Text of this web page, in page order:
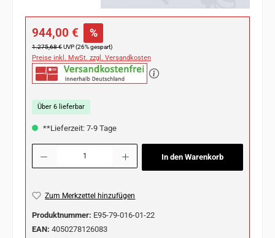
Verkaufspreis:
944,00 € %
Regulärer Preis:
1.275,68 €UVP (26% gespart)
Preise inkl. MwSt. zzgl. Versandkosten
Über 6 lieferbar
**Lieferzeit: 7-9 Tage
Produkt Anzahl: Gib den gewünschten Wert ein oder benutze die Schaltflächen
In den Warenkorb
Zum Merkzettel hinzufügen
Produktnummer: E95-79-016-01-22
EAN: 4050278126083